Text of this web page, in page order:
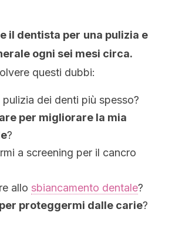
il dentista per una pulizia e
ogni sei mesi circa.
questi dubbi:
dei denti più spesso?
per migliorare la mia
?
a screening per il cancro
allo sbiancamento dentale?
proteggermi dalle carie?